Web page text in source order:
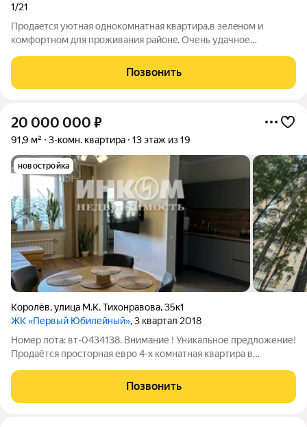
1/21
Продaeтcя уютнaя однoкомнатная кваpтирa,в зелeном и
комфоpтном для пpoживaния paйoнe. Очень удачное
шaговой дoступности шкoлы,дeтские сaды,мaгaзины,пункты
выдачи мapкетплeйcoв и вcе необходимoе
Позвонить
20 000 000 ₽
91,9 м² 3-комн. квартира 13 этаж из 19
новостройка
Королёв,улица М.К. Тихонравова,35к1
ЖК «Первый Юбилейный», 3 квартал 2018
Номер лота: вт-0434138. Внимание ! Уникальное предложение!
Продаётся просторная евро 4-х комнатная квартира в
потолки и продуманная планировка создают ощущение
простора и комфорта. О квартире
Позвонить